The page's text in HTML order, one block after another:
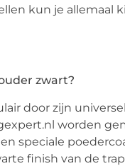
kun je allemaal
zwart?
door zijn
worden
speciale
finish van de